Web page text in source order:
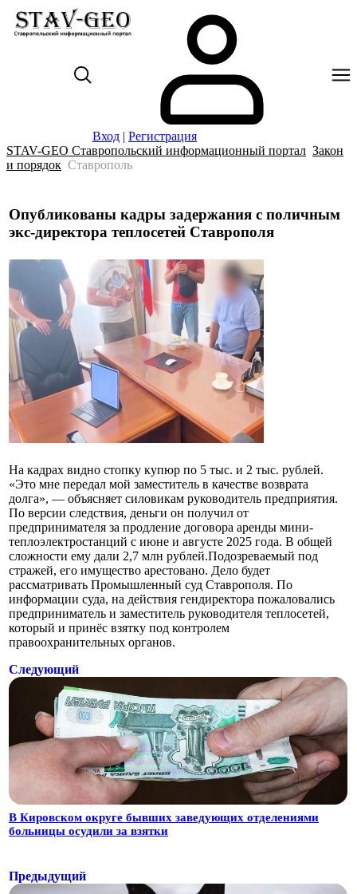
Вход | Регистрация
STAV-GEO Ставропольский информационный портал Закон
и порядок Ставрополь
Опубликованы кадры задержания с поличным
экс-директора теплосетей Ставрополя
На кадрах видно стопку купюр по 5 тыс. и 2 тыс. рублей.
«Это мне передал мой заместитель в качестве возврата
долга», — объясняет силовикам руководитель предприятия.
По версии следствия, деньги он получил от
предпринимателя за продление договора аренды мини-
теплоэлектростанций с июне и августе 2025 года. В общей
сложности ему дали 2,7 млн рублей.Подозреваемый под
стражей, его имущество арестовано. Дело будет
рассматривать Промышленный суд Ставрополя. По
информации суда, на действия гендиректора пожаловались
предприниматель и заместитель руководителя теплосетей,
который и принёс взятку под контролем
правоохранительных органов.
Следующий
В Кировском округе бывших заведующих отделениями
больницы осудили за взятки
Предыдущий